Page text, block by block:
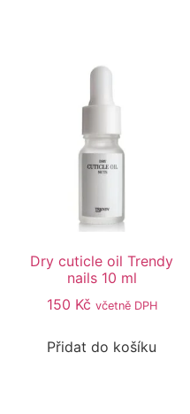
Dry cuticle oil Trendy
nails 10 ml
150 Kč včetně DPH
Přidat do košíku